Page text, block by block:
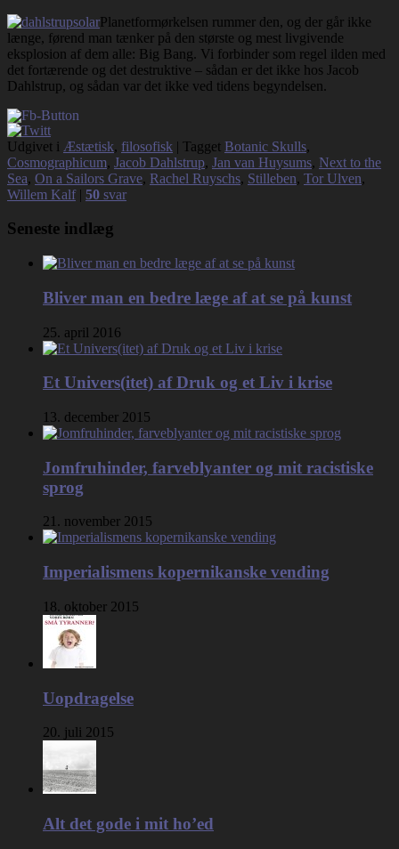
Planetformørkelsen rummer den, og der går ikke
længe, førend man tænker på den største og mest livgivende
eksplosion af dem alle: Big Bang. Vi forbinder som regel ilden med
det fortærende og det destruktive – sådan er det ikke hos Jacob
Dahlstrup, og sådan var det ikke ved tidens begyndelsen.
Udgivet i Æstætisk, filosofisk | Tagget Botanic Skulls,
Cosmographicum, Jacob Dahlstrup, Jan van Huysums, Next to the
Sea, On a Sailors Grave, Rachel Ruyschs, Stilleben, Tor Ulven,
Willem Kalf | 50 svar
Seneste indlæg
Bliver man en bedre læge af at se på kunst
25. april 2016
Et Univers(itet) af Druk og et Liv i krise
13. december 2015
Jomfruhinder, farveblyanter og mit racistiske
sprog
21. november 2015
Imperialismens kopernikanske vending
18. oktober 2015
Uopdragelse
20. juli 2015
Alt det gode i mit ho’ed